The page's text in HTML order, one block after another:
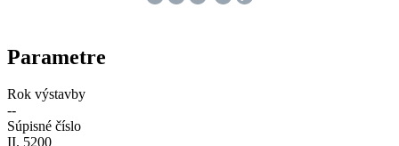
Parametre
Rok výstavby
--
Súpisné číslo
II. 5200